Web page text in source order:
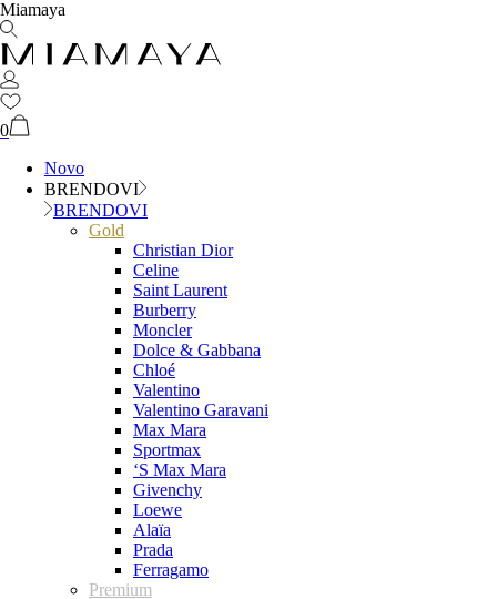
Miamaya
0
Novo
BRENDOVI
BRENDOVI
Gold
Christian Dior
Celine
Saint Laurent
Burberry
Moncler
Dolce & Gabbana
Chloé
Valentino
Valentino Garavani
Max Mara
Sportmax
‘S Max Mara
Givenchy
Loewe
Alaïa
Prada
Ferragamo
Premium